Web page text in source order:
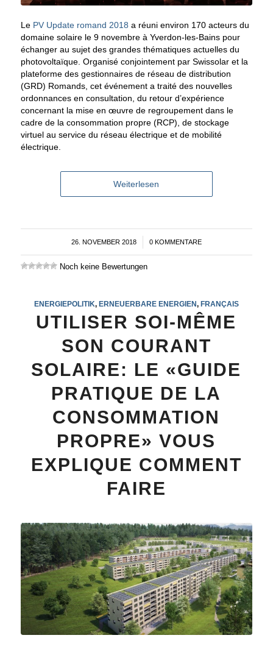
Le PV Update romand 2018 a réuni environ 170 acteurs du
domaine solaire le 9 novembre à Yverdon-les-Bains pour
échanger au sujet des grandes thématiques actuelles du
photovoltaïque. Organisé conjointement par Swissolar et la
plateforme des gestionnaires de réseau de distribution
(GRD) Romands, cet événement a traité des nouvelles
ordonnances en consultation, du retour d’expérience
concernant la mise en œuvre de regroupement dans le
cadre de la consommation propre (RCP), de stockage
virtuel au service du réseau électrique et de mobilité
électrique.
Weiterlesen
26. NOVEMBER 2018
/ 0 KOMMENTARE
Noch keine Bewertungen
ENERGIEPOLITIK, ERNEUERBARE ENERGIEN, FRANÇAIS
UTILISER SOI-MÊME
SON COURANT
SOLAIRE: LE «GUIDE
PRATIQUE DE LA
CONSOMMATION
PROPRE» VOUS
EXPLIQUE COMMENT
FAIRE